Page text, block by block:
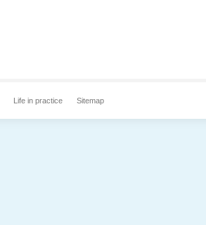
Life in practice Sitemap